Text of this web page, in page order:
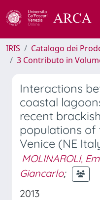
IRIS
Catalogo dei
3 Contributo in
Interactions
coastal
recent
populations
Venice (NE
MOLINAROLI,
Giancarlo;
2013